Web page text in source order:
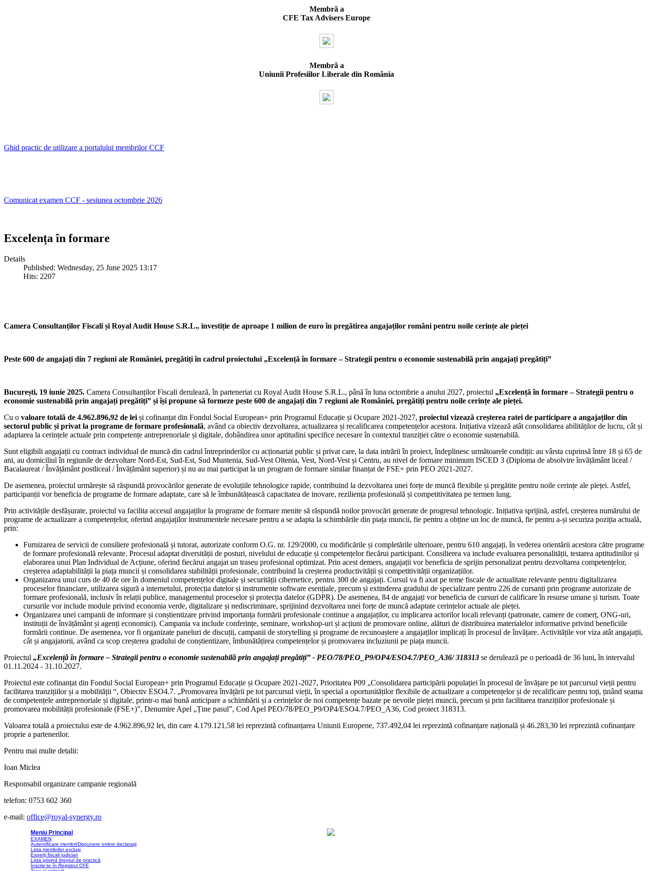
Membră a
CFE Tax Advisers Europe
Membră a
Uniunii Profesiilor Liberale din România
Ghid practic de utilizare a portalului membrilor CCF
Comunicat examen CCF - sesiunea octombrie 2026
Excelența în formare
Details
Published: Wednesday, 25 June 2025 13:17
Hits: 2207
Camera Consultanților Fiscali și Royal Audit House S.R.L., investiție de aproape 1 milion de euro în pregătirea angajaților români pentru noile cerințe ale pieței
Peste 600 de angajați din 7 regiuni ale României, pregătiți în cadrul proiectului „Excelență în formare – Strategii pentru o economie sustenabilă prin angajați pregătiți”
București, 19 iunie 2025. Camera Consultanților Fiscali derulează, în parteneriat cu Royal Audit House S.R.L., până în luna octombrie a anului 2027, proiectul „Excelență în formare – Strategii pentru o
economie sustenabilă prin angajați pregătiți” și își propune să formeze peste 600 de angajați din 7 regiuni ale României, pregătiți pentru noile cerințe ale pieței.
Cu o valoare totală de 4.962.896,92 de lei și cofinanțat din Fondul Social European+ prin Programul Educație și Ocupare 2021-2027, proiectul vizează creșterea ratei de participare a angajaților din
sectorul public și privat la programe de formare profesională, având ca obiectiv dezvoltarea, actualizarea și recalificarea competențelor acestora. Inițiativa vizează atât consolidarea abilităților de lucru, cât și
adaptarea la cerințele actuale prin competențe antreprenoriale și digitale, dobândirea unor aptitudini specifice necesare în contextul tranziției către o economie sustenabilă.
Sunt eligibili angajații cu contract individual de muncă din cadrul întreprinderilor cu acționariat public și privat care, la data intrării în proiect, îndeplinesc următoarele condiții: au vârsta cuprinsă între 18 și 65 de
ani, au domiciliul în regiunile de dezvoltare Nord-Est, Sud-Est, Sud Muntenia, Sud-Vest Oltenia, Vest, Nord-Vest și Centru, au nivel de formare minimum ISCED 3 (Diploma de absolvire învățământ liceal /
Bacalaureat / Învățământ postliceal / Învățământ superior) și nu au mai participat la un program de formare similar finanțat de FSE+ prin PEO 2021-2027.
De asemenea, proiectul urmărește să răspundă provocărilor generate de evoluțiile tehnologice rapide, contribuind la dezvoltarea unei forțe de muncă flexibile și pregătite pentru noile cerințe ale pieței. Astfel,
participanții vor beneficia de programe de formare adaptate, care să le îmbunătățească capacitatea de inovare, reziliența profesională și competitivitatea pe termen lung.
Prin activitățile desfășurate, proiectul va facilita accesul angajaților la programe de formare menite să răspundă noilor provocări generate de progresul tehnologic. Inițiativa sprijină, astfel, creșterea numărului de
programe de actualizare a competențelor, oferind angajaților instrumentele necesare pentru a se adapta la schimbările din piața muncii, fie pentru a obține un loc de muncă, fie pentru a-și securiza poziția actuală,
prin:
Furnizarea de servicii de consiliere profesională și tutorat, autorizate conform O.G. nr. 129/2000, cu modificările și completările ulterioare, pentru 610 angajați, în vederea orientării acestora către programe
de formare profesională relevante. Procesul adaptat diversității de posturi, nivelului de educație și competențelor fiecărui participant. Consilierea va include evaluarea personalității, testarea aptitudinilor și
elaborarea unui Plan Individual de Acțiune, oferind fiecărui angajat un traseu profesional optimizat. Prin acest demers, angajații vor beneficia de sprijin personalizat pentru dezvoltarea competențelor,
creșterea adaptabilității la piața muncii și consolidarea stabilității profesionale, contribuind la creșterea productivității și competitivității organizațiilor.
Organizarea unui curs de 40 de ore în domeniul competențelor digitale și securității cibernetice, pentru 300 de angajați. Cursul va fi axat pe teme fiscale de actualitate relevante pentru digitalizarea
proceselor financiare, utilizarea sigură a internetului, protecția datelor și instrumente software esențiale, precum și extinderea gradului de specializare pentru 226 de cursanți prin programe autorizate de
formare profesională, inclusiv în relații publice, managementul proceselor și protecția datelor (GDPR). De asemenea, 84 de angajați vor beneficia de cursuri de calificare în resurse umane și turism. Toate
cursurile vor include module privind economia verde, digitalizare și nediscriminare, sprijinind dezvoltarea unei forțe de muncă adaptate cerințelor actuale ale pieței.
Organizarea unei campanii de informare și conștientizare privind importanța formării profesionale continue a angajaților, cu implicarea actorilor locali relevanți (patronate, camere de comerț, ONG-uri,
instituții de învățământ și agenți economici). Campania va include conferințe, seminare, workshop-uri și acțiuni de promovare online, alături de distribuirea materialelor informative privind beneficiile
formării continue. De asemenea, vor fi organizate paneluri de discuții, campanii de storytelling și programe de recunoaștere a angajaților implicați în procesul de învățare. Activitățile vor viza atât angajații,
cât și angajatorii, având ca scop creșterea gradului de conștientizare, îmbunătățirea competențelor și promovarea incluziunii pe piața muncii.
Proiectul „Excelență în formare – Strategii pentru o economie sustenabilă prin angajați pregătiți” - PEO/78/PEO_P9/OP4/ESO4.7/PEO_A36/ 318313 se derulează pe o perioadă de 36 luni, în intervalul
01.11.2024 - 31.10.2027.
Proiectul este cofinanțat din Fondul Social European+ prin Programul Educație și Ocupare 2021-2027, Prioritatea P09 „Consolidarea participării populației în procesul de învățare pe tot parcursul vieții pentru
facilitarea tranzițiilor și a mobilității “, Obiectiv ESO4.7. „Promovarea învățării pe tot parcursul vieții, în special a oportunităților flexibile de actualizare a competențelor și de recalificare pentru toți, ținând seama
de competențele antreprenoriale și digitale, printr-o mai bună anticipare a schimbării și a cerințelor de noi competențe bazate pe nevoile pieței muncii, precum și prin facilitarea tranzițiilor profesionale și
promovarea mobilității profesionale (FSE+)”, Denumire Apel „Ține pasul”, Cod Apel PEO/78/PEO_P9/OP4/ESO4.7/PEO_A36, Cod proiect 318313.
Valoarea totală a proiectului este de 4.962.896,92 lei, din care 4.179.121,58 lei reprezintă cofinanțarea Uniunii Europene, 737.492,04 lei reprezintă cofinanțare națională și 46.283,30 lei reprezintă cofinanțare
proprie a partenerilor.
Pentru mai multe detalii:
Ioan Miclea
Responsabil organizare campanie regională
telefon: 0753 602 360
e-mail: office@royal-synergy.ro
Meniu Principal
EXAMEN
Autentificare membri/Depunere online declaraţii
Lista membrilor excluşi
Experţi fiscali judiciari
Lista privind dreptul de practică
Înscrie-te în Registrul CFE